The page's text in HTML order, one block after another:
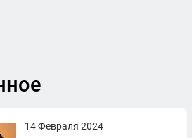
14 Февраля 2024